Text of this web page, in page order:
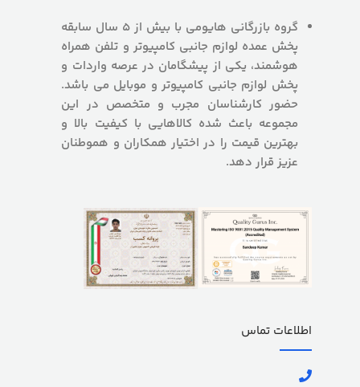
گروه بازرگانی هایومی با بیش از 5 سال سابقه
پخش عمده لوازم جانبی کامپیوتر و تلفن همراه
هوشمند، یکی از پیشگامان در عرصه واردات و
پخش لوازم جانبی کامپیوتر و موبایل می باشد.
حضور کارشناسان مجرب و متخصص در این
مجموعه باعث شده کالاهایی با کیفیت بالا و
بهترین قیمت را در اختیار همکاران و هموطنان
عزیز قرار دهد.
اطلاعات تماس